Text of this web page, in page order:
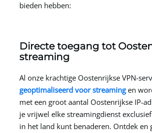
bieden hebben:
Directe toegang tot
streaming
Al onze krachtige Oostenrijkse VPN-
geoptimaliseerd voor streamingen
met een groot aantal Oostenrijkse IP-
je vrijwel elke streamingdienst
in het land kunt benaderen. Ontdek en